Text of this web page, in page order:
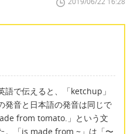
語で伝えると、「ketchup」
発音と日本語の発音は同じで
from tomato.」という文
。「is made from ~」は「〜